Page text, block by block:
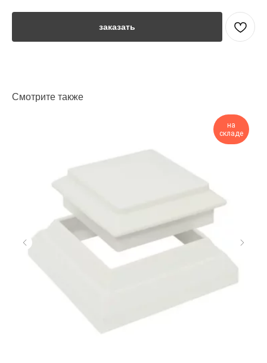
заказать
Смотрите также
на
складе